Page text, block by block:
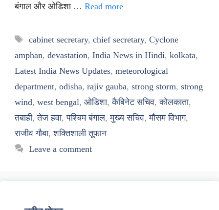
बंगाल और ओडिशा … Read more
Tags
cabinet secretary, chief secretary, Cyclone
amphan, devastation, India News in Hindi, kolkata,
Latest India News Updates, meteorological
department, odisha, rajiv gauba, strong storm, strong
wind, west bengal, ओडिशा,कैबिनेट सचिव,कोलकाता,
तबाही,तेज हवा,पश्चिम बंगाल,मुख्य सचिव,मौसम विभाग,
राजीव गौबा,शक्तिशाली तूफान
Leave a comment